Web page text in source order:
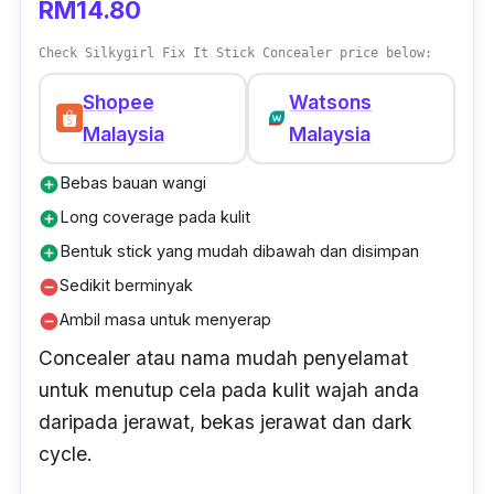
RM14.80
Check Silkygirl Fix It Stick Concealer price below:
Shopee
Malaysia
Watsons
Malaysia
add_circleBebas bauan wangi
add_circleLong coverage pada kulit
add_circleBentuk stick yang mudah dibawah dan disimpan
remove_circleSedikit berminyak
remove_circleAmbil masa untuk menyerap
Concealer atau nama mudah penyelamat
untuk menutup cela pada kulit wajah anda
daripada jerawat, bekas jerawat dan dark
cycle.